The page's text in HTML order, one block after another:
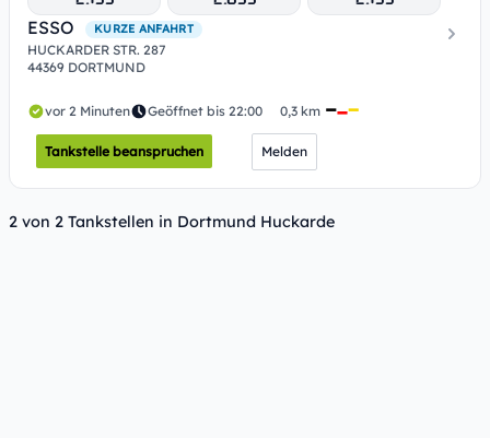
ESSO
KURZE ANFAHRT
HUCKARDER STR. 287
44369 DORTMUND
vor 2 Minuten Geöffnet bis 22:00 0,3 km
Tankstelle beanspruchen Melden
2 von 2 Tankstellen in Dortmund Huckarde